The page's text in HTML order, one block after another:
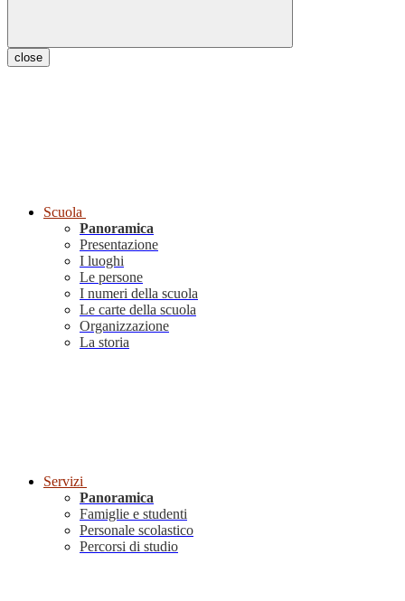
close
Scuola
Panoramica
Presentazione
I luoghi
Le persone
I numeri della scuola
Le carte della scuola
Organizzazione
La storia
Servizi
Panoramica
Famiglie e studenti
Personale scolastico
Percorsi di studio